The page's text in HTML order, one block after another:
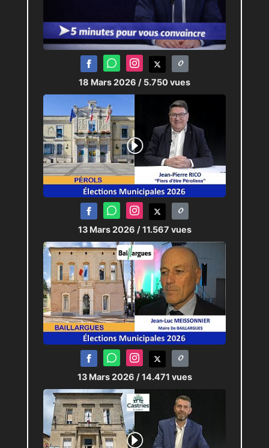
18 Mars 2026 / 5.750 vues
13 Mars 2026 / 11.567 vues
13 Mars 2026 / 14.471 vues